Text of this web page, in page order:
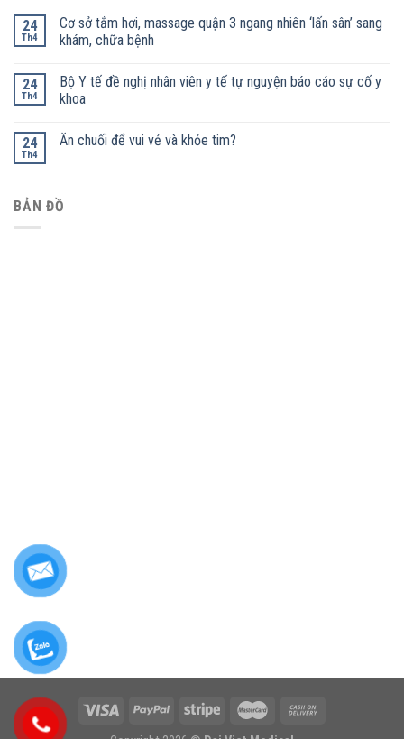
24
Th4
Cơ sở tắm hơi, massage quận 3 ngang nhiên ‘lấn sân’ sang
khám, chữa bệnh
24
Th4
Bộ Y tế đề nghị nhân viên y tế tự nguyện báo cáo sự cố y
khoa
24
Th4
Ăn chuối để vui vẻ và khỏe tim?
BẢN ĐỒ